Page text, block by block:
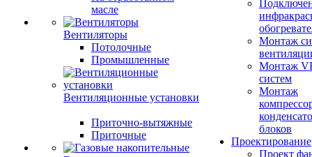
масле
Вентиляторы
Потолочные
Промышленные
Вентиляционные установки
Приточно-вытяжные
Приточные
Монтаж
Монтаж
систем
Монтаж
блоков
Проектирование
Проект